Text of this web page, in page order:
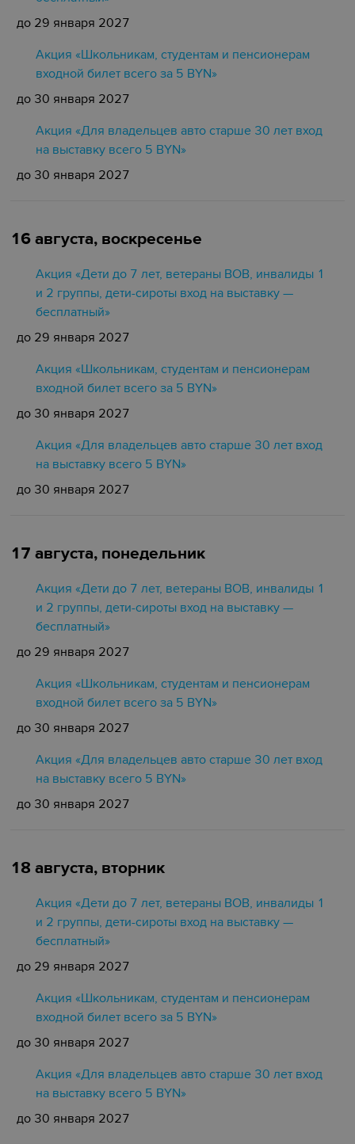
до 29 января 2027
Акция «Школьникам, студентам и пенсионерам
входной билет всего за 5 BYN»
до 30 января 2027
Акция «Для владельцев авто старше 30 лет вход
на выставку всего 5 BYN»
до 30 января 2027
16 августа, воскресенье
Акция «Дети до 7 лет, ветераны ВОВ, инвалиды 1
и 2 группы, дети-сироты вход на выставку —
бесплатный»
до 29 января 2027
Акция «Школьникам, студентам и пенсионерам
входной билет всего за 5 BYN»
до 30 января 2027
Акция «Для владельцев авто старше 30 лет вход
на выставку всего 5 BYN»
до 30 января 2027
17 августа, понедельник
Акция «Дети до 7 лет, ветераны ВОВ, инвалиды 1
и 2 группы, дети-сироты вход на выставку —
бесплатный»
до 29 января 2027
Акция «Школьникам, студентам и пенсионерам
входной билет всего за 5 BYN»
до 30 января 2027
Акция «Для владельцев авто старше 30 лет вход
на выставку всего 5 BYN»
до 30 января 2027
18 августа, вторник
Акция «Дети до 7 лет, ветераны ВОВ, инвалиды 1
и 2 группы, дети-сироты вход на выставку —
бесплатный»
до 29 января 2027
Акция «Школьникам, студентам и пенсионерам
входной билет всего за 5 BYN»
до 30 января 2027
Акция «Для владельцев авто старше 30 лет вход
на выставку всего 5 BYN»
до 30 января 2027